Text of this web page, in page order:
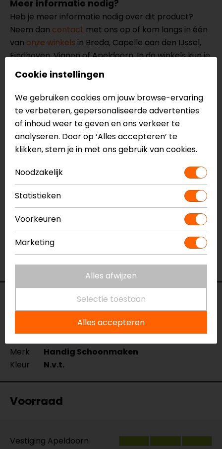
Meer informatie nodig?
Heb je meer informatie nodig over dit product?
Neem dan contact met ons op of kom langs in één
van onze winkels in Breda, Capelle aan den IJssel,
Eindhoven, Vianen of Apeldoorn. In de winkels kun je
het product bekijken & passen en staan onze
verkoopmedewerkers voor je klaar met advies.
Bekijk onze anderehelm onderhoudsmiddelen.
Specificaties
Helmen Pakket
Merk
Handig Schoonmaken
Kleur
N.v.t.
Voorraad
Vestiging Apeldoorn
Cookie instellingen
We gebruiken cookies om jouw browse-ervaring
te verbeteren, gepersonaliseerde advertenties
of inhoud weer te geven en ons verkeer te
analyseren. Door op ‘Alles accepteren’ te
klikken, stem je in met ons gebruik van cookies.
Noodzakelijk
Statistieken
Voorkeuren
Marketing
Alles afwijzen
Selectie toestaan
Alles accepteren